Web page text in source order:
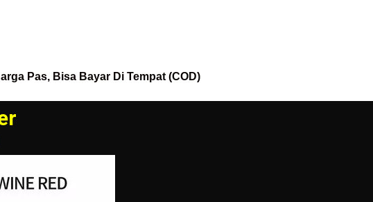
Pas, Bisa Bayar Di Tempat (COD)